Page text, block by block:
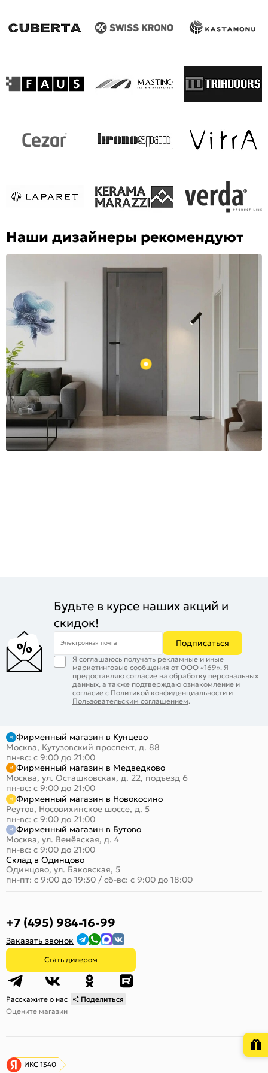
Наши дизайнеры рекомендуют
Будьте в курсе наших акций и
скидок!
Электронная почта Подписаться
Я соглашаюсь получать рекламные и иные
маркетинговые сообщения от ООО «169». Я
предоставляю согласие на обработку персональных
данных, а также подтверждаю ознакомление и
согласие с Политикой конфиденциальности и
Пользовательским соглашением.
Фирменный магазин в Кунцево
Москва, Кутузовский проспект, д. 88
пн-вс: с 9:00 до 21:00
Фирменный магазин в Медведково
Москва, ул. Осташковская, д. 22, подъезд 6
пн-вс: с 9:00 до 21:00
Фирменный магазин в Новокосино
Реутов, Носовихинское шоссе, д. 5
пн-вс: с 9:00 до 21:00
Фирменный магазин в Бутово
Москва, ул. Венёвская, д. 4
пн-вс: с 9:00 до 21:00
Склад в Одинцово
Одинцово, ул. Баковская, 5
пн-пт: с 9:00 до 19:30 / сб-вс: с 9:00 до 18:00
+7 (495) 984-16-99
Заказать звонок
Стать дилером
Расскажите о нас
Поделиться
Оцените магазин
ИКС 1340